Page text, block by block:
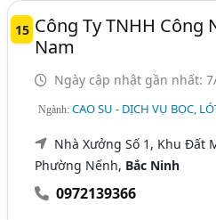
15 Công Ty TNHH Công
Nam
Ngày cập nhật gần nhất:
Ngành:CAO SU - DỊCH VỤ BỌC,
Nhà Xưởng Số 1, Khu Đất
Phường Nếnh, Bắc Ninh
0972139366